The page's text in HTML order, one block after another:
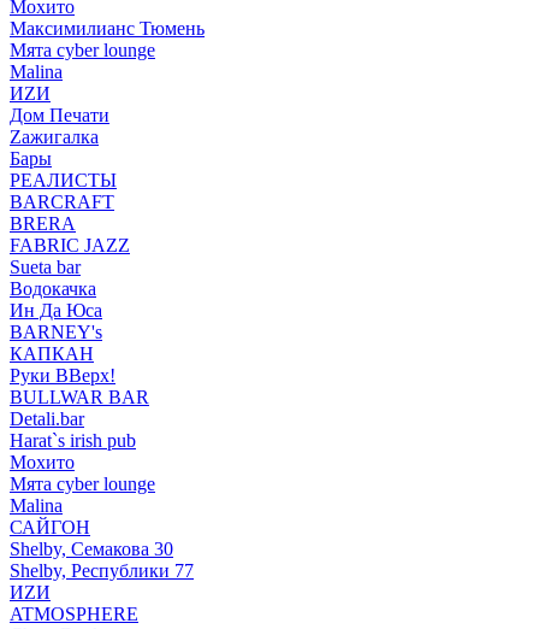
Мохито
Максимилианс Тюмень
Мята cyber lounge
Malina
ИZИ
Дом Печати
Zажигалка
Бары
РЕАЛИСТЫ
BARCRAFT
BRERA
FABRIC JAZZ
Sueta bar
Водокачка
Ин Да Юса
BARNEY's
КАПКАН
Руки ВВерх!
BULLWAR BAR
Detali.bar
Harat`s irish pub
Мохито
Мята cyber lounge
Malina
САЙГОН
Shelby, Семакова 30
Shelby, Республики 77
ИZИ
ATMOSPHERE